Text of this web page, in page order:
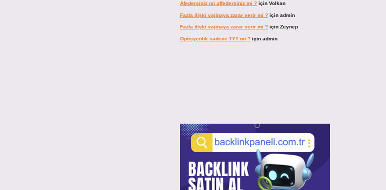
Afedersiniz mi affedersiniz mi ?için Volkan
Fazla ilişki vajinaya zarar verir mi ?için admin
Fazla ilişki vajinaya zarar verir mi ?için Zeynep
Optisyenlik sadece TYT mi ?için admin